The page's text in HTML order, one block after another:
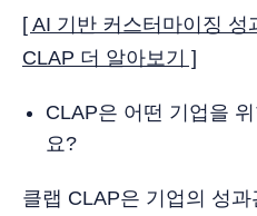
[ AI 기반 커스터마이징 성
CLAP 더 알아보기 ]
CLAP은 어떤 기업을
요?
클랩 CLAP은 기업의 성